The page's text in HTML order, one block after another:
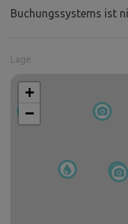
Buchungssystems ist
Lage
+
−